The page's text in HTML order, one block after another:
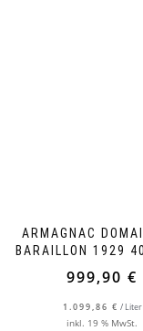
ARMAGNAC
BARAILLON 1929
999,90 €
1.099,86 € / Liter
inkl. 19 % MwSt.